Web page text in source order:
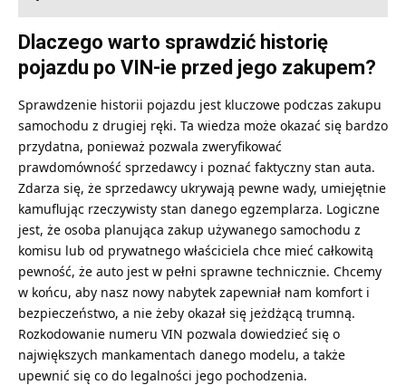
Dlaczego warto sprawdzić historię
pojazdu po VIN-ie przed jego zakupem?
Sprawdzenie historii pojazdu jest kluczowe podczas zakupu
samochodu z drugiej ręki. Ta wiedza może okazać się bardzo
przydatna, ponieważ pozwala zweryfikować
prawdomówność sprzedawcy i poznać faktyczny stan auta.
Zdarza się, że sprzedawcy ukrywają pewne wady, umiejętnie
kamuflując rzeczywisty stan danego egzemplarza. Logiczne
jest, że osoba planująca zakup używanego samochodu z
komisu lub od prywatnego właściciela chce mieć całkowitą
pewność, że auto jest w pełni sprawne technicznie. Chcemy
w końcu, aby nasz nowy nabytek zapewniał nam komfort i
bezpieczeństwo, a nie żeby okazał się jeżdżącą trumną.
Rozkodowanie numeru VIN pozwala dowiedzieć się o
największych mankamentach danego modelu, a także
upewnić się co do legalności jego pochodzenia.